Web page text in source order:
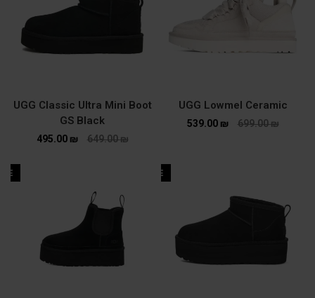
UGG Lowmel Ceramic
699.00₪
539.00 ₪
UGG Classic Ultra Mini Boot
GS Black
649.00₪
495.00 ₪
SALE